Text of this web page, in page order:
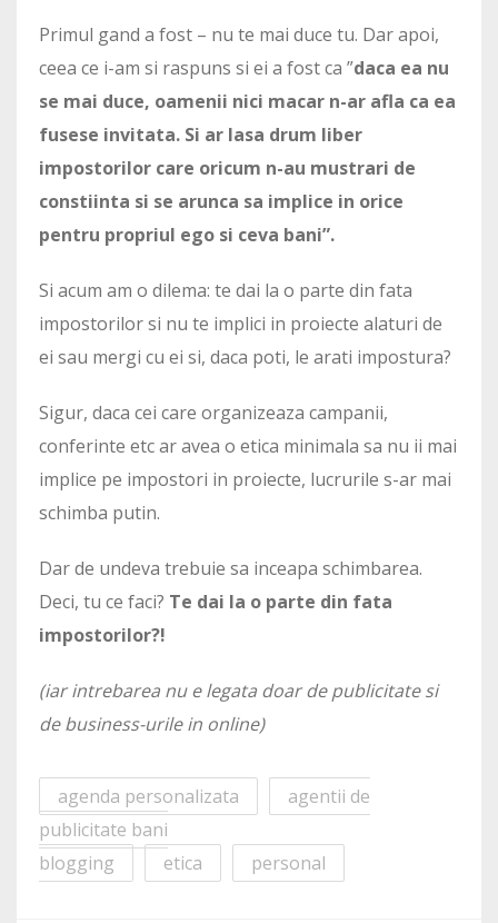
Primul gand a fost – nu te mai duce tu. Dar apoi,
ceea ce i-am si raspuns si ei a fost ca ”daca ea nu
se mai duce, oamenii nici macar n-ar afla ca ea
fusese invitata. Si ar lasa drum liber
impostorilor care oricum n-au mustrari de
constiinta si se arunca sa implice in orice
pentru propriul ego si ceva bani”.
Si acum am o dilema: te dai la o parte din fata
impostorilor si nu te implici in proiecte alaturi de
ei sau mergi cu ei si, daca poti, le arati impostura?
Sigur, daca cei care organizeaza campanii,
conferinte etc ar avea o etica minimala sa nu ii mai
implice pe impostori in proiecte, lucrurile s-ar mai
schimba putin.
Dar de undeva trebuie sa inceapa schimbarea.
Deci, tu ce faci? Te dai la o parte din fata
impostorilor?!
(iar intrebarea nu e legata doar de publicitate si
de business-urile in online)
agenda personalizata
agentii de
publicitate bani
blogging
etica personal